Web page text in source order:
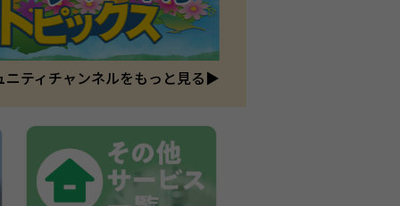
ニティチャンネルをもっと見る▶︎